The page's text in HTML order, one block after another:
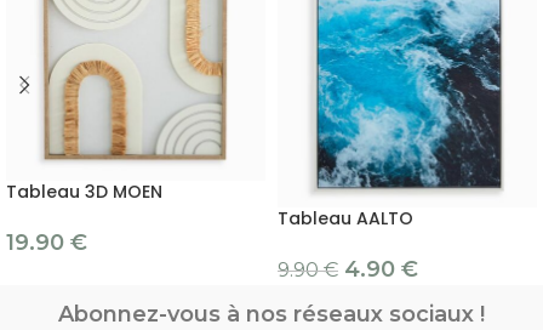
Tableau 3D MOEN
19.90 €
Tableau AALTO
9.90€ 4.90 €
Abonnez-vous à nos réseaux sociaux !